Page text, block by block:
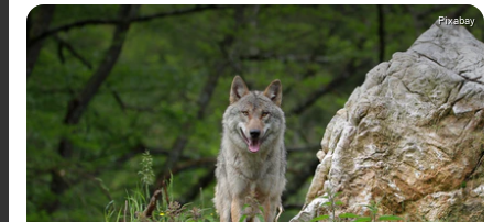
Pixabay